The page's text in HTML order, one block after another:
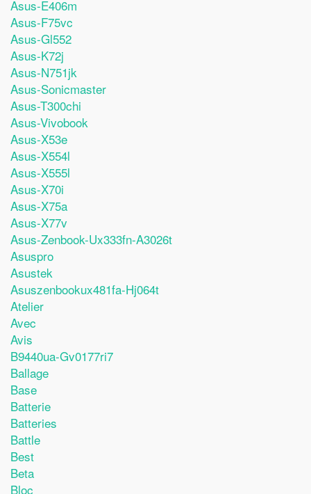
Asus-E406m
Asus-F75vc
Asus-Gl552
Asus-K72j
Asus-N751jk
Asus-Sonicmaster
Asus-T300chi
Asus-Vivobook
Asus-X53e
Asus-X554l
Asus-X555l
Asus-X70i
Asus-X75a
Asus-X77v
Asus-Zenbook-Ux333fn-A3026t
Asuspro
Asustek
Asuszenbookux481fa-Hj064t
Atelier
Avec
Avis
B9440ua-Gv0177ri7
Ballage
Base
Batterie
Batteries
Battle
Best
Beta
Bloc